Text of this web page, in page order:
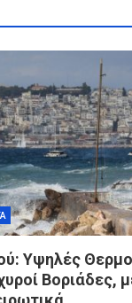
Υψηλές
Βοριάδες,